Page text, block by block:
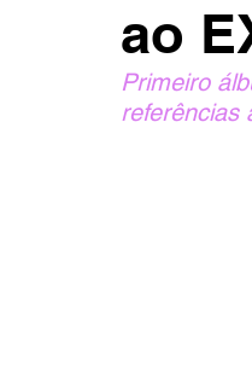
ao
Primeiro
referências